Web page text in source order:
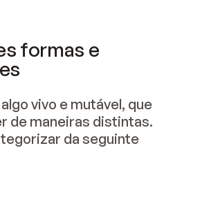
formas e
vivo e mutável, que
de maneiras distintas.
da seguinte